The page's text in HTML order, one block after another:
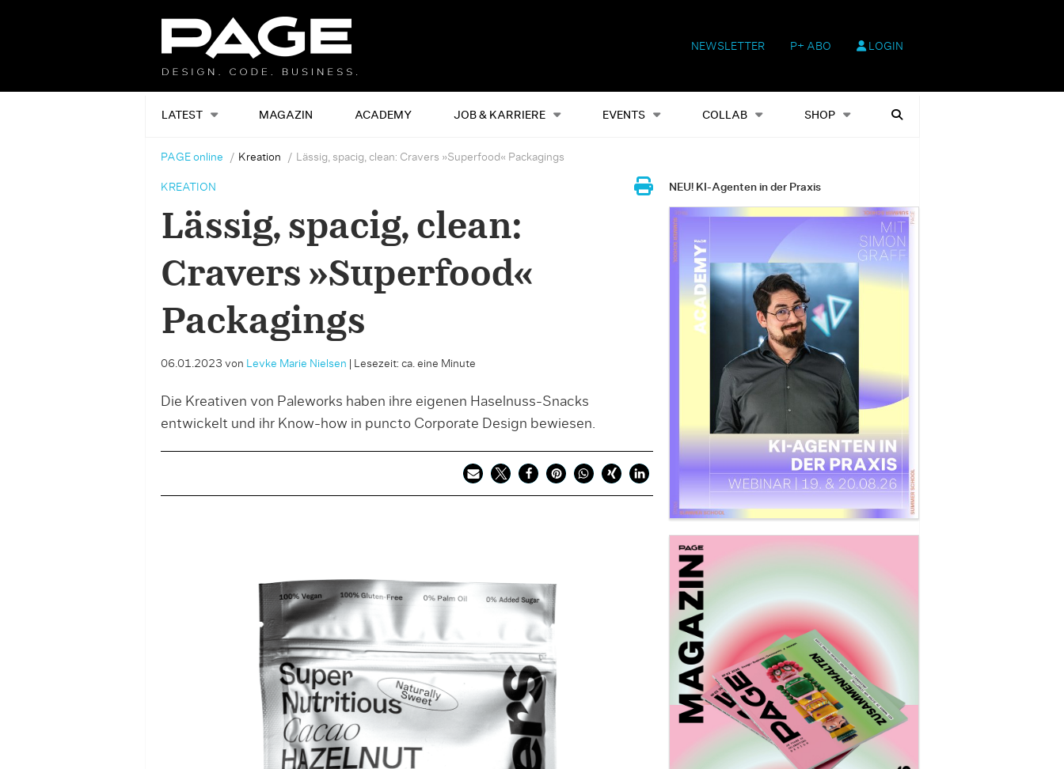
NEWSLETTER P+ ABO LOGIN
LATEST MAGAZIN ACADEMY JOB & KARRIERE EVENTS COLLAB SHOP
Alles Events Shop Heftausgaben Suchen
PAGE online Kreation Lässig, spacig, clean: Cravers »Superfood« Packagings
KREATION
Lässig, spacig, clean:
Cravers »Superfood«
Packagings
06.01.2023 von Levke Marie Nielsen Lesezeit: ca. eine Minute
Die Kreativen von Paleworks haben ihre eigenen Haselnuss-Snacks
entwickelt und ihr Know-how in puncto Corporate Design bewiesen.
NEU! KI-Agenten in der Praxis